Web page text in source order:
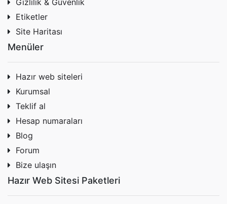
Gizlilik & Güvenlik
Etiketler
Site Haritası
Menüler
Hazır web siteleri
Kurumsal
Teklif al
Hesap numaraları
Blog
Forum
Bize ulaşın
Hazır Web Sitesi Paketleri